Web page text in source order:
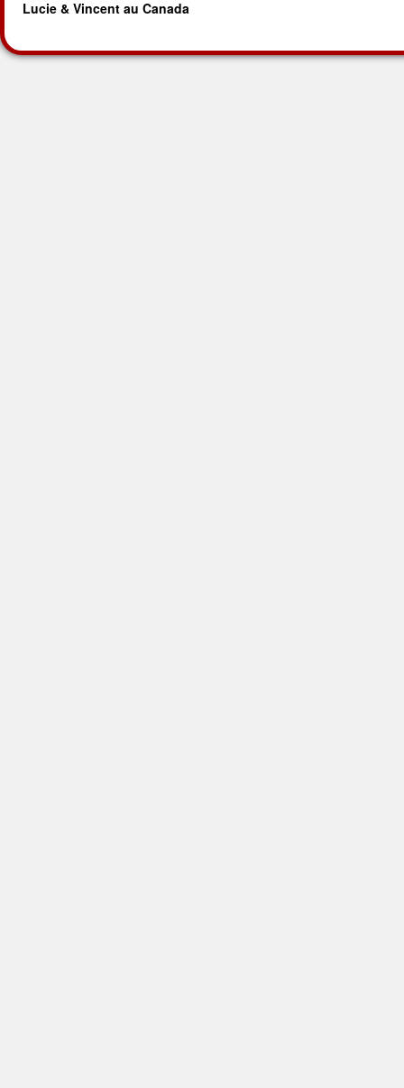
Lucie & Vincent au Canada